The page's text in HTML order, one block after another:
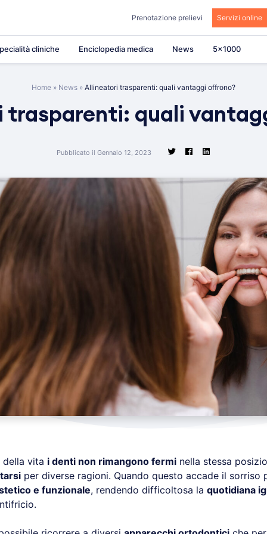
Prenotazione prelievi Servizi online
cliniche Enciclopedia medica News 5×1000
Home » News » Allineatori trasparenti: quali vantaggi offrono?
trasparenti: quali
Pubblicato il Gennaio 12, 2023
della vita i denti non rimangono fermi nella stessa
per diverse ragioni. Quando questo accade il sorriso
e funzionale, rendendo difficoltosa la quotidiana